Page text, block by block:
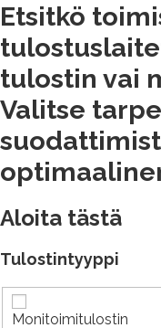
Etsitkö
tulostin vai
Valitse
Aloita tästä
Tulostintyyppi
Monitoimitulostin